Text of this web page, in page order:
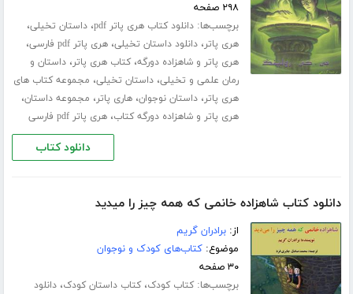
۲۹۸ صفحه
برچسب‌ها:دانلود کتاب هری پاتر pdf ،داستان تخیلی،
هری پاتر،دانلود داستان تخیلی،هری پاتر pdf فارسی ،
هری پاتر و شاهزاده دورگه،کتاب هری پاتر،داستان و
رمان علمی و تخیلی،داستان تخیلی، مجموعه کتاب های
هری پاتر،داستان نوجوان،هاری پاتر، مجموعه داستان،
هری پاتر و شاهزاده دورگه کتاب،هری پاتر pdf فارسی
دانلود کتاب
دانلود کتاب شاهزاده خانمی که همه چیز را میدید
از:برادران گریم
موضوع:کتاب‌های کودک و نوجوان
۳۰ صفحه
برچسب‌ها:کتاب کودک،کتاب داستان کودک،دانلود